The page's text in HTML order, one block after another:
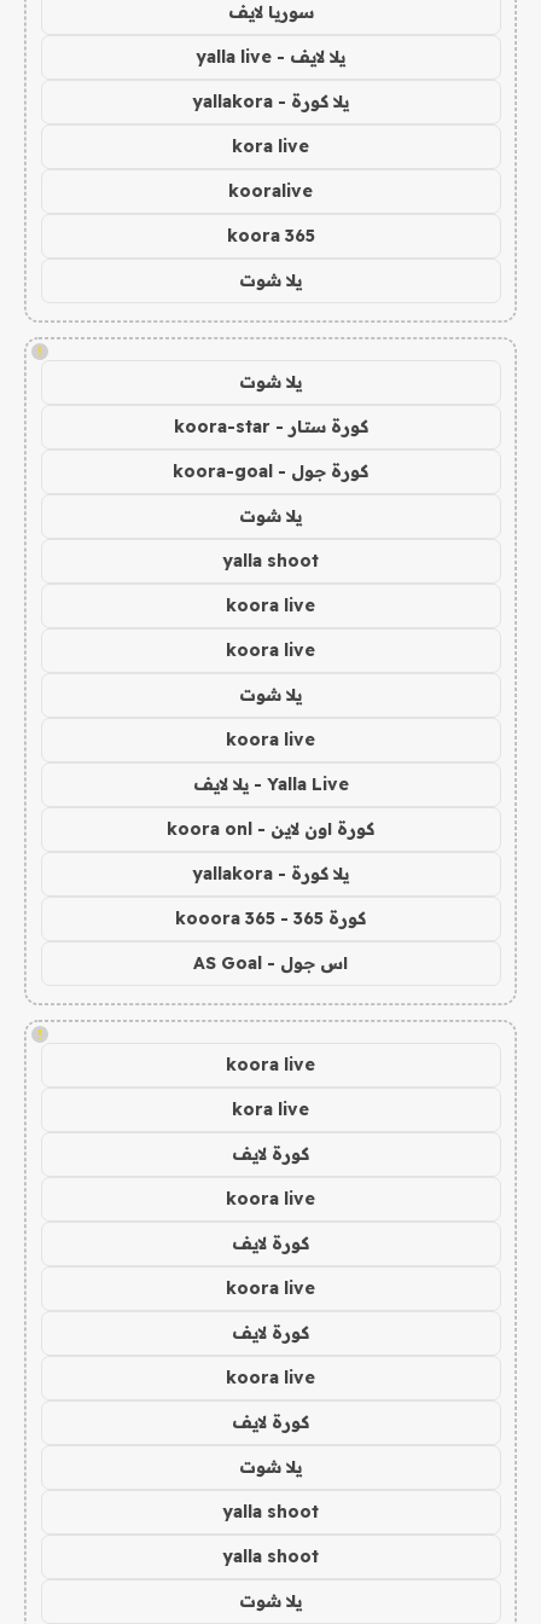
سوريا لايف
يلا لايف - yalla live
يلا كورة - yallakora
kora live
kooralive
koora 365
يلا شوت
!
يلا شوت
كورة ستار - koora-star
كورة جول - koora-goal
يلا شوت
yalla shoot
koora live
koora live
يلا شوت
koora live
Yalla Live - يلا لايف
كورة اون لاين - koora onl
يلا كورة - yallakora
كورة 365 - kooora 365
اس جول - AS Goal
!
koora live
kora live
كورة لايف
koora live
كورة لايف
koora live
كورة لايف
koora live
كورة لايف
يلا شوت
yalla shoot
yalla shoot
يلا شوت